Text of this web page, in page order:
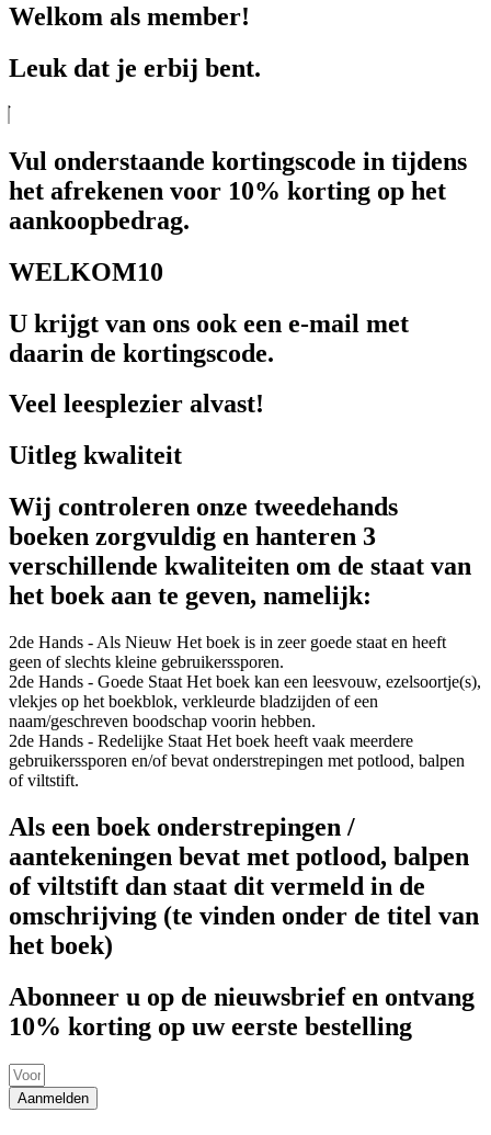
Welkom als member!
Leuk dat je erbij bent.
Vul onderstaande kortingscode in tijdens
het afrekenen voor 10% korting op het
aankoopbedrag.
WELKOM10
U krijgt van ons ook een e-mail met
daarin de kortingscode.
Veel leesplezier alvast!
Uitleg kwaliteit
Wij controleren onze tweedehands
boeken zorgvuldig en hanteren 3
verschillende kwaliteiten om de staat van
het boek aan te geven, namelijk:
2de Hands - Als Nieuw Het boek is in zeer goede staat en heeft
geen of slechts kleine gebruikerssporen.
2de Hands - Goede Staat Het boek kan een leesvouw, ezelsoortje(s),
vlekjes op het boekblok, verkleurde bladzijden of een
naam/geschreven boodschap voorin hebben.
2de Hands - Redelijke Staat Het boek heeft vaak meerdere
gebruikerssporen en/of bevat onderstrepingen met potlood, balpen
of viltstift.
Als een boek onderstrepingen /
aantekeningen bevat met potlood, balpen
of viltstift dan staat dit vermeld in de
omschrijving (te vinden onder de titel van
het boek)
Abonneer u op de nieuwsbrief en ontvang
10% korting op uw eerste bestelling
Aanmelden